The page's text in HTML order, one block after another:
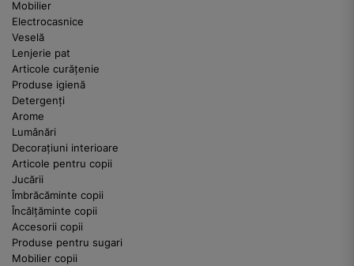
Mobilier
Electrocasnice
Veselă
Lenjerie pat
Articole curățenie
Produse igienă
Detergenți
Arome
Lumânări
Decorațiuni interioare
Articole pentru copii
Jucării
Îmbrăcăminte copii
Încălțăminte copii
Accesorii copii
Produse pentru sugari
Mobilier copii